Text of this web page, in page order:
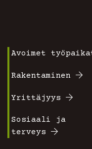
valikko
1
Avoimet
Rakentaminen
Yrittäjyys
Sosiaali ja
terveys